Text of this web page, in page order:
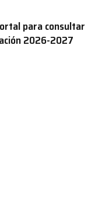
para consultar
2026-2027